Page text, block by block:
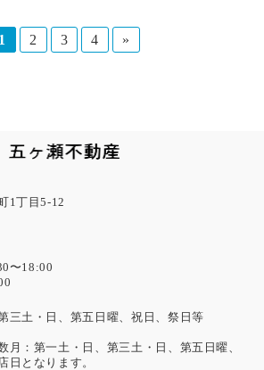
1 2 3 4 »
1丁目5-12
〜18:00
第三土・日、第五日曜、祝日、祭日等
・日、第三土・日、第五日曜、
となります。